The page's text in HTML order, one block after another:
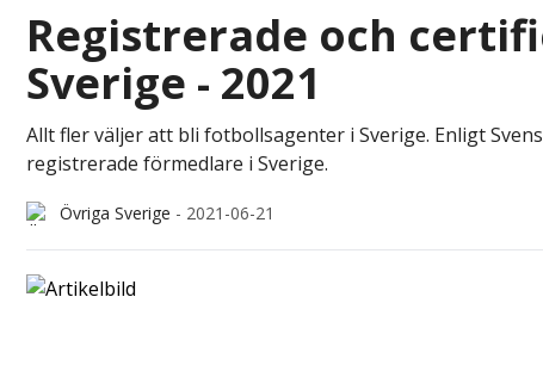
Registrerade och
Sverige - 2021
Allt fler väljer att bli fotbollsagenter i Sverige. Enligt
registrerade förmedlare i Sverige.
Övriga Sverige - 2021-06-21